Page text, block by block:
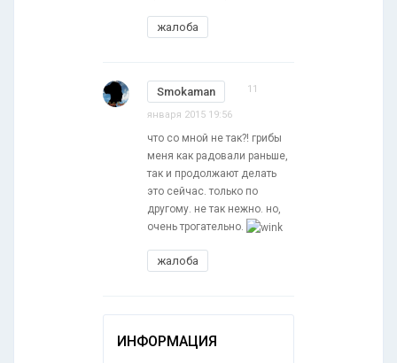
жалоба
Smokaman 11
января 2015 19:56
что со мной не так?! грибы
меня как радовали раньше,
так и продолжают делать
это сейчас. только по
другому. не так нежно. но,
очень трогательно.
жалоба
ИНФОРМАЦИЯ